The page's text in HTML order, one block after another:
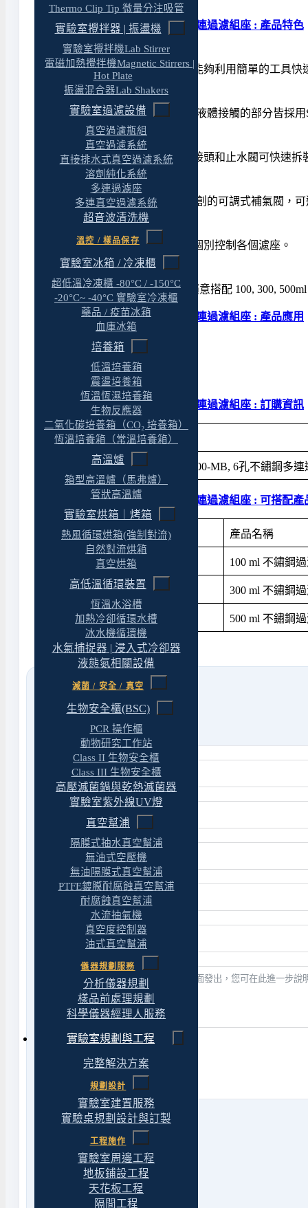
Thermo Clip Tip 微量分注吸管
實驗室攪拌器 | 振盪機
實驗室攪拌機Lab Stirrer
電磁加熱攪拌機Magnetic Stirrers |
Hot Plate
振盪混合器Lab Shakers
實驗室過濾設備
真空過濾瓶組
真空過濾系統
直接排水式真空過濾系統
溶劑純化系統
多連過濾座
多連真空過濾系統
超音波清洗機
溫控 / 樣品保存
實驗室冰箱 / 冷凍櫃
超低溫冷凍櫃 -80°C / -150°C
-20°C~ -40°C 實驗室冷凍櫃
藥品 / 疫苗冰箱
血庫冰箱
培養箱
低溫培養箱
震盪培養箱
恆溫恆濕培養箱
生物反應器
二氧化碳培養箱（CO₂ 培養箱）
恆溫培養箱（常溫培養箱）
高溫爐
箱型高溫爐（馬弗爐）
管狀高溫爐
實驗室烘箱｜烤箱
熱風循環烘箱(強制對流)
自然對流烘箱
真空烘箱
高低溫循環裝置
恆溫水浴槽
加熱冷卻循環水槽
冰水機循環機
水氣捕捉器 | 浸入式冷卻器
液態氮相關設備
滅菌 / 安全 / 真空
生物安全櫃(BSC)
PCR 操作櫃
動物研究工作站
Class II 生物安全櫃
Class III 生物安全櫃
高壓滅菌鍋與乾熱滅菌器
實驗室紫外線UV燈
真空幫浦
隔膜式抽水真空幫浦
無油式空壓機
無油隔膜式真空幫浦
PTFE鍍膜耐腐蝕真空幫浦
耐腐蝕真空幫浦
水流抽氣機
真空度控制器
油式真空幫浦
儀器規劃服務
分析儀器規劃
樣品前處理規劃
科學儀器經理人服務
實驗室規劃與工程
完整解決方案
規劃設計
實驗室建置服務
實驗桌規劃設計與訂製
工程施作
實驗室周邊工程
地板鋪設工程
天花板工程
隔間工程
MultiVac 6孔 | 旋卡式 | 不鏽鋼多連過濾組座 : 產品特色
◆ 極速拆裝設計
MultiVac 多連過濾座每個組件皆能夠利用簡單的工具
◆ SS316不鏽鋼製作
MultiVac 600 – MB 多連過濾座與液體接觸的部分皆採
◆ Quick-Fit 接頭設計
MultiVac 多連過濾座兩端的插心接頭和止水閥可快速
◆ 可調式補氣閥設計
MultiVac 600 – MB 多連過濾座獨創的可調式補氣閥，
MultiVac 多連過濾座可依需求，個別控制各個濾座。
◆ 可搭配不同大小過濾杯
MultiVac 600-MB 多連過濾座可隨意搭配 100, 300,
MultiVac 6孔 | 旋卡式 | 不鏽鋼多連過濾組座 : 產品應用
◆ 微生物檢測
◆ 水中懸浮固形物檢測
◆ 實驗室真空過濾
MultiVac 6孔 | 旋卡式 | 不鏽鋼多連過濾組座 : 訂購資訊
產品料號 產品名稱
180600-02 MultiVac 600-MB, 6孔不鏽鋼多
MultiVac 6孔 | 旋卡式 | 不鏽鋼多連過濾組座 : 可搭配產
產品料號 產品名稱
180100-01 100 ml 不鏽鋼
180100-03 300 ml 不鏽鋼
180100-05 500 ml 不鏽鋼
送出表單
Phone
市話04 22439623
傳真 04 22430827